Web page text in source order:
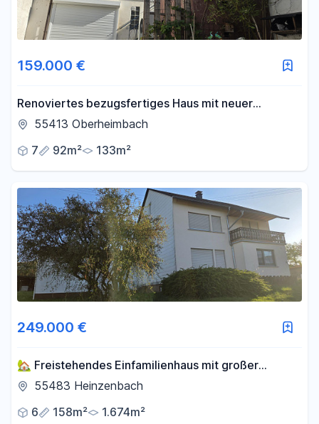
159.000 €
Renoviertes bezugsfertiges Haus mit neuer
Wärmepumpe & Energieklasse A - provisionsf. -
55413 Oberheimbach
7
92m² 133m²
249.000 €
🏡 Freistehendes Einfamilienhaus mit großer
Scheune auf 1.674 m² Grundstück
55483 Heinzenbach
6
158m² 1.674m²